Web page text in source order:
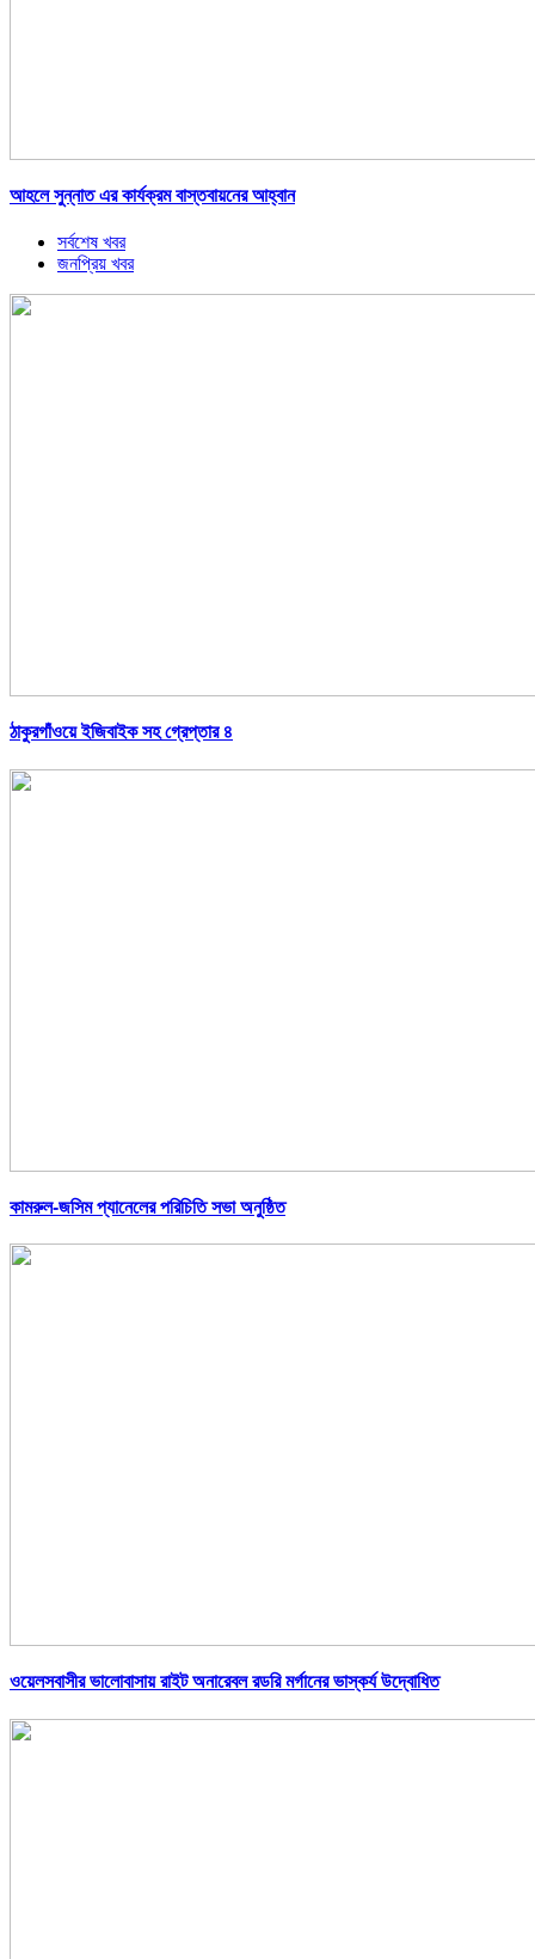
আহলে সুন্নাত এর কার্যক্রম বাস্তবায়নের আহ্বান
সর্বশেষ খবর
জনপ্রিয় খবর
ঠাকুরগাঁওয়ে ইজিবাইক সহ গ্রেপ্তার ৪
কামরুল-জসিম প্যানেলের পরিচিতি সভা অনুষ্ঠিত
ওয়েলসবাসীর ভালোবাসায় রাইট অনারেবল রডরি মর্গানের ভাস্কর্য উদ্বোধিত